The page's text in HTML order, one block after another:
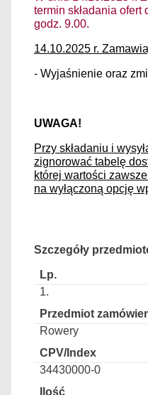
termin składania ofert
godz. 9.00.
14.10.2025 r.
- Wyjaśnienie oraz
UWAGA!
Przy składaniu i
zignorować tabelę
której wartości
na wyłączoną opcję
Szczegóły
1.
Rowery
34430000-0